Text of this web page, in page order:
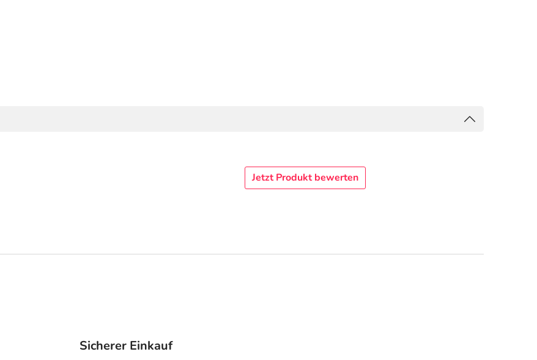
Jetzt Produkt bewerten
Sicherer Einkauf